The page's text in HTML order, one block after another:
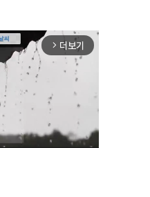
arrow_forward_ios 더보기